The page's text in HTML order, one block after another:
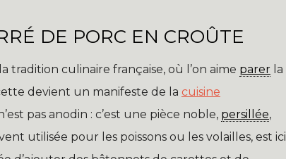
DE PORC EN CROÛTE
tradition culinaire française, où l’on aime parer la
devient un manifeste de la cuisine
pas anodin : c’est une pièce noble, persillée,
utilisée pour les poissons ou les volailles, est ici